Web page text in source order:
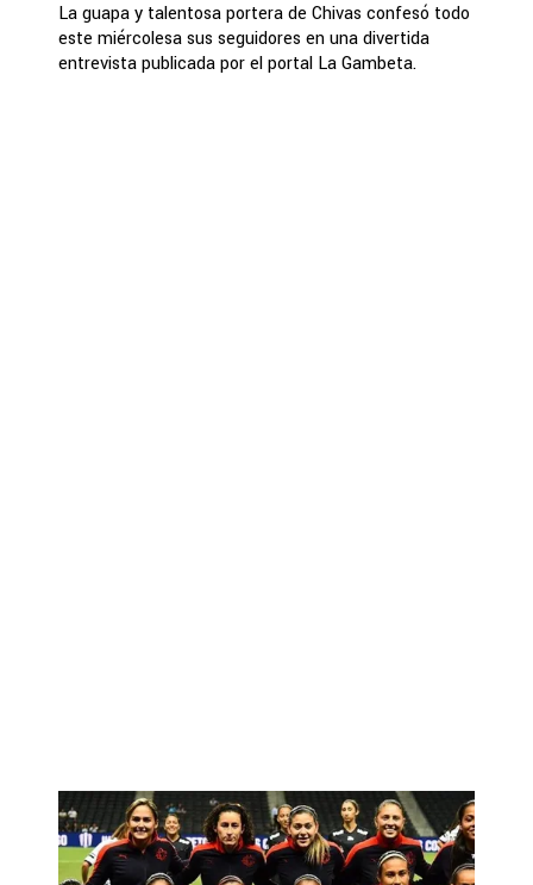
La guapa y talentosa portera de Chivas confesó todo
este miércolesa sus seguidores en una divertida
entrevista publicada por el portal La Gambeta.